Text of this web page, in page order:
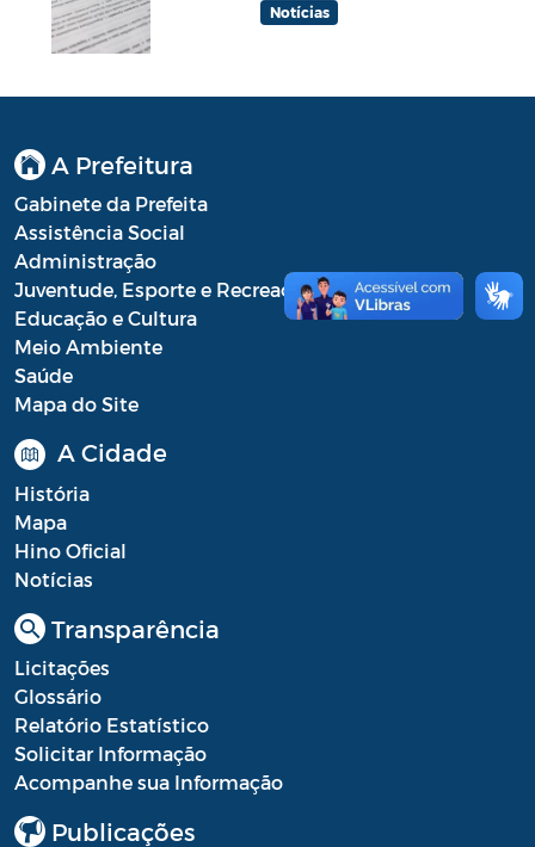
Notícias
A Prefeitura
Gabinete da Prefeita
Assistência Social
Administração
Juventude, Esporte e Recreação
Educação e Cultura
Meio Ambiente
Saúde
Mapa do Site
A Cidade
História
Mapa
Hino Oficial
Notícias
Transparência
Licitações
Glossário
Relatório Estatístico
Solicitar Informação
Acompanhe sua Informação
Publicações